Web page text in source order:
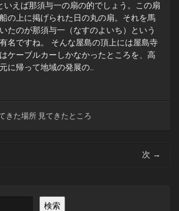
いえば那須与一の扇の的でしょう。この扇
の上に掲げられた日の丸の扇。それを馬
たのが那須与一（なすのよいち）という
名ですね。 そんな屋島の頂上には屋島寺
ケーブルカーしかなかったところを、高
に帰って地域の発展の…
きた場所 見てきたところ
次 →
検索